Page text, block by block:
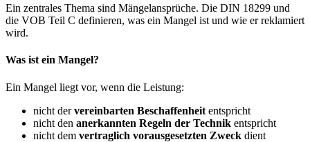
Ein zentrales Thema sind Mängelansprüche. Die DIN 18299 und
die VOB Teil C definieren, was ein Mangel ist und wie er reklamiert
wird.
Was ist ein Mangel?
Ein Mangel liegt vor, wenn die Leistung:
nicht dervereinbarten Beschaffenheit entspricht
nicht den anerkannten Regeln der Technik entspricht
nicht dem vertraglich vorausgesetzten Zweck dient